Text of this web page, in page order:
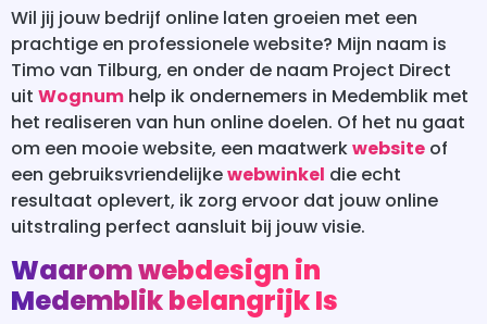
Wil jij jouw bedrijf online laten groeien met een
prachtige en professionele website? Mijn naam is
Timo van Tilburg, en onder de naam Project Direct
uit Wognum help ik ondernemers in Medemblik met
het realiseren van hun online doelen. Of het nu gaat
om een mooie website, een maatwerkwebsite of
een gebruiksvriendelijkewebwinkel die echt
resultaat oplevert, ik zorg ervoor dat jouw online
uitstraling perfect aansluit bij jouw visie.
Waarom webdesign in
Medemblik belangrijk Is